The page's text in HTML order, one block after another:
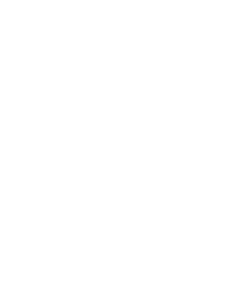
evocar emociones profundas y
al espectador a interpretar más allá
de Sabrina comienza con bocetos
otros más emocionales. Así,
Cada obra es una invitación a